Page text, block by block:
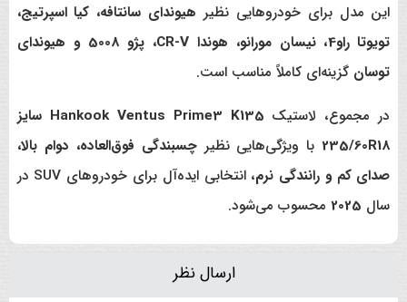
این مدل برای خودروهایی نظیر هیوندای سانتافه، کیا اسپرتیج،
تویوتا راو4، نیسان مورانو، هوندا CR-V، پژو 5008 و هیوندای
توسان گزینه‌ای کاملاً مناسب است.
در مجموع، لاستیک
Hankook Ventus Prime3 K135 سایز
235/60R18با ویژگی‌هایی نظیرچسبندگی فوق‌العاده، دوام بالا،
صدای کم و رانندگی نرم
، انتخابی ایده‌آل برای خودروهای SUV در
سال 2025محسوب می‌شود.
ارسال نظر